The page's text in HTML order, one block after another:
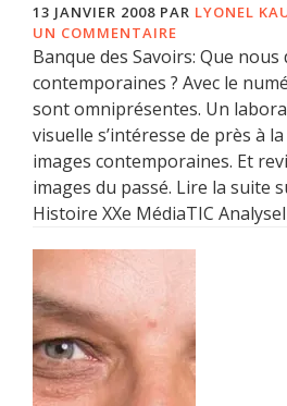
13 JANVIER 2008 PAR LYONEL
UN COMMENTAIRE
Banque des Savoirs: Que
contemporaines ? Avec le
sont omniprésentes. Un
visuelle s’intéresse de près à
images contemporaines. Et
images du passé. Lire la suite
Histoire XXe MédiaTIC